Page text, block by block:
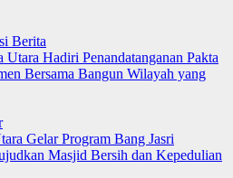
Berita
Utara Hadiri Penandatanganan Pakta
Bersama Bangun Wilayah yang
Gelar Program Bang Jasri
Masjid Bersih dan Kepedulian